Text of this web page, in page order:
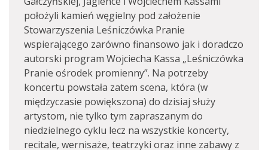
położyli kamień węgielny pod założenie
Stowarzyszenia Leśniczówka Pranie
wspierającego zarówno finansowo jak i doradczo
autorski program Wojciecha Kassa „Leśniczówka
Pranie ośrodek promienny”. Na potrzeby
koncertu powstała zatem scena, która (w
międzyczasie powiększona) do dzisiaj służy
artystom, nie tylko tym zapraszanym do
niedzielnego cyklu lecz na wszystkie koncerty,
recitale, wernisaże, teatrzyki oraz inne zabawy z